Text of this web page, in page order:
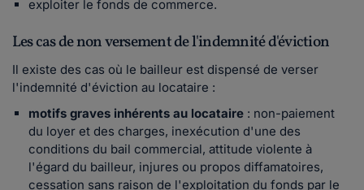
exploiter le fonds de commerce.
Les cas de non versement de l'indemnité d'éviction
Il existe des cas où le bailleur est dispensé de verser
l'indemnité d'éviction au locataire :
motifs graves inhérents au locataire : non-paiement
du loyer et des charges, inexécution d'une des
conditions du bail commercial, attitude violente à
l'égard du bailleur, injures ou propos diffamatoires,
cessation sans raison de l'exploitation du fonds par le